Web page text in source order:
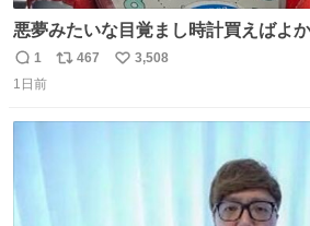
悪夢みたいな目覚まし時計買えばよ
返
信
1
リ
467
い
3,508
1日前